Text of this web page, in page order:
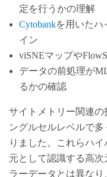
定を行うかの理解
Cytobankを用いたハ
イン
viSNEマップや
データの前処理が
るかの確認
サイトメトリー関連
ングルセルレベルで
りました。これらハ
元として認識する高
ラーデータとは異なり